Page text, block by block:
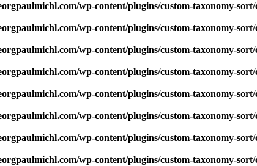
wp-content/plugins/custom-taxonomy-
wp-content/plugins/custom-taxonomy-
wp-content/plugins/custom-taxonomy-
wp-content/plugins/custom-taxonomy-
wp-content/plugins/custom-taxonomy-
wp-content/plugins/custom-taxonomy-
wp-content/plugins/custom-taxonomy-
wp-content/plugins/custom-taxonomy-